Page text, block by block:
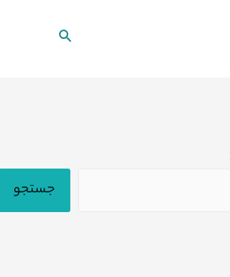
جستجو
جستجو